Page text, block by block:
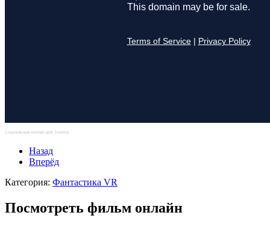
Социальные кнопки для Joomla
Назад
Вперёд
Категория: Фантастика VR
Посмотреть фильм онлайн